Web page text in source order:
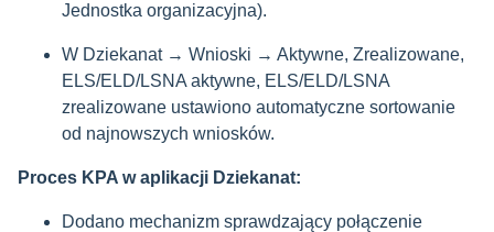
Jednostka organizacyjna).
W Dziekanat → Wnioski → Aktywne, Zrealizowane,
ELS/ELD/LSNA aktywne, ELS/ELD/LSNA
zrealizowane ustawiono automatyczne sortowanie
od najnowszych wniosków.
Proces KPA w aplikacji Dziekanat:
Dodano mechanizm sprawdzający połączenie